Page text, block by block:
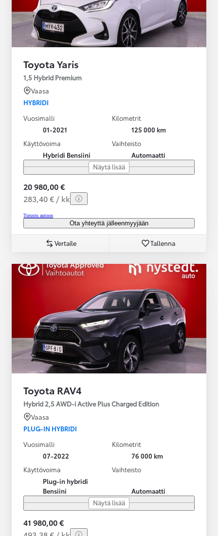
Toyota Yaris
1,5 Hybrid Premium
Vaasa
HYBRIDI
Vuosimalli
01-2021
Kilometrit
125 000 km
Käyttövoima
Hybridi Bensiini
Vaihteisto
Automaatti
Näytä lisää
20 980,00 €
283,40 € / kk
Tutustu autoon
Ota yhteyttä jälleenmyyjään
Vertaile Tallenna
Toyota RAV4
Hybrid 2,5 AWD-i Active Plus Charged Edition
Vaasa
PLUG-IN HYBRIDI
Vuosimalli
07-2022
Kilometrit
76 000 km
Käyttövoima
Plug-in hybridi
Bensiini
Vaihteisto
Automaatti
Näytä lisää
41 980,00 €